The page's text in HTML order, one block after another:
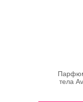
тела